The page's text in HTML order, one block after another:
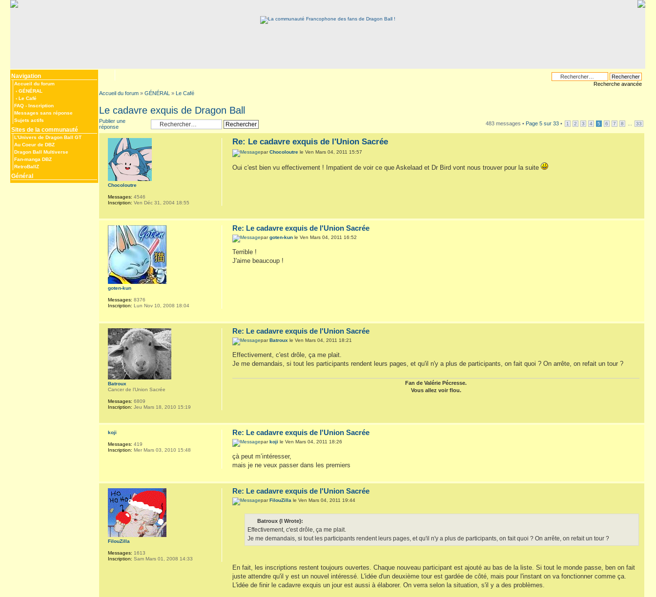
Navigation
Accueil du forum
‹ GÉNÉRAL
‹ Le Café
FAQ - Inscription
Messages sans réponse
Sujets actifs
Sites de la communauté
L’Univers de Dragon Ball GT
Au Coeur de DBZ
Dragon Ball Multiverse
Fan-manga DBZ
RetroBallZ
Général
Recherche avancée
Accueil du forum » GÉNÉRAL » Le Café
Le cadavre exquis de Dragon Ball
Publier une
réponse
483 messages • Page 5 sur 33 • 1 2 3 4 5 6 7 8 33
Re: Le cadavre exquis de l'Union Sacrée
parChocoloutre le Ven Mars 04, 2011 15:57
Oui c'est bien vu effectivement ! Impatient de voir ce que Askelaad et Dr Bird vont nous trouver pour la suite
Chocoloutre
Messages: 4546
Inscription: Ven Déc 31, 2004 18:55
Re: Le cadavre exquis de l'Union Sacrée
pargoten-kun le Ven Mars 04, 2011 16:52
Terrible !
J'aime beaucoup !
goten-kun
Messages: 8376
Inscription: Lun Nov 10, 2008 18:04
Re: Le cadavre exquis de l'Union Sacrée
parBatroux le Ven Mars 04, 2011 18:21
Effectivement, c'est drôle, ça me plait.
Je me demandais, si tout les participants rendent leurs pages, et qu'il n'y a plus de participants, on fait quoi ? On arrête, on refait un tour ?
Fan de Valérie Pécresse.
Vous allez voir flou.
Batroux
Cancer de l’Union Sacrée
Messages: 6809
Inscription: Jeu Mars 18, 2010 15:19
Re: Le cadavre exquis de l'Union Sacrée
parkoji le Ven Mars 04, 2011 18:26
çà peut m’intéresser,
mais je ne veux passer dans les premiers
koji
Messages: 419
Inscription: Mer Mars 03, 2010 15:48
Re: Le cadavre exquis de l'Union Sacrée
parFilouZilla le Ven Mars 04, 2011 19:44
Batroux {l Wrote}:
Effectivement, c'est drôle, ça me plait.
Je me demandais, si tout les participants rendent leurs pages, et qu'il n'y a plus de participants, on fait quoi ? On arrête, on refait un tour ?
En fait, les inscriptions restent toujours ouvertes. Chaque nouveau participant est ajouté au bas de la liste. Si tout le monde passe, ben on fait
juste attendre qu'il y est un nouvel intéressé. L'idée d'un deuxième tour est gardée de côté, mais pour l'instant on va fonctionner comme ça.
L'idée de finir le cadavre exquis un jour est aussi à élaborer. On verra selon la situation, s'il y a des problèmes.
FilouZilla
Messages: 1613
Inscription: Sam Mars 01, 2008 14:33